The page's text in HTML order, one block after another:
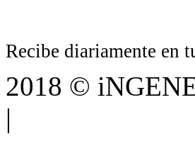
Recibe diariamente en
2018 ©
|